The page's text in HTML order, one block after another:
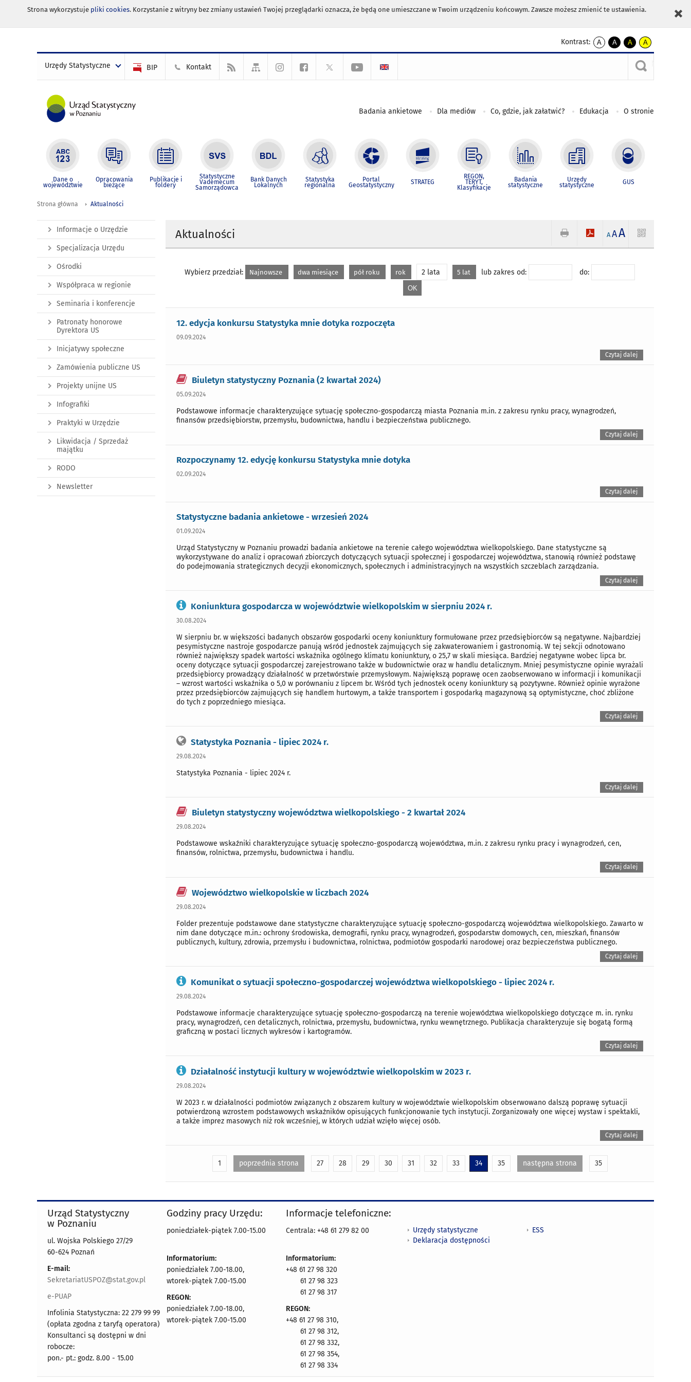
Strona wykorzystuje pliki cookies. Korzystanie z witryny bez zmiany ustawień Twojej przeglądarki oznacza, że będą one umieszczane w Twoim urządzeniu końcowym. Zawsze możesz zmienić te ustawienia.
Kontrast:
A
kontrast
A
kontrast
czarnym
A
kontrast
żółty
tekst
czarnym
A
kontrast
czarny
tekst
żółtym
Urzędy Statystyczne BIP Kontakt
Badania ankietowe Dla mediów Co, gdzie, jak załatwić? Edukacja O stronie
Dane o
województwie
Opracowania
bieżące
Publikacje i
foldery
Statystyczne
Vademecum
Samorządowca
Bank Danych
Lokalnych
Statystyka
regionalna
Portal
Geostatystyczny STRATEG
REGON,
TERYT,
Klasyfikacje
Badania
statystyczne
Urzędy
statystyczne GUS
Strona główna Aktualności
Aktualności A AA
Wybierz przedział: Najnowsze dwa miesiące pół roku rok 2 lata 5 lat lub zakres od: do:
12. edycja konkursu Statystyka mnie dotyka rozpoczęta
09.09.2024
Czytaj dalej
Biuletyn statystyczny Poznania (2 kwartał 2024)
05.09.2024
Podstawowe informacje charakteryzujące sytuację społeczno-gospodarczą miasta Poznania m.in. z zakresu rynku pracy, wynagrodzeń,
finansów przedsiębiorstw, przemysłu, budownictwa, handlu i bezpieczeństwa publicznego.
Czytaj dalej
Rozpoczynamy 12. edycję konkursu Statystyka mnie dotyka
02.09.2024
Czytaj dalej
Statystyczne badania ankietowe - wrzesień 2024
01.09.2024
Urząd Statystyczny w Poznaniu prowadzi badania ankietowe na terenie całego województwa wielkopolskiego. Dane statystyczne są
wykorzystywane do analiz i opracowań zbiorczych dotyczących sytuacji społecznej i gospodarczej województwa, stanowią również podstawę
do podejmowania strategicznych decyzji ekonomicznych, społecznych i administracyjnych na wszystkich szczeblach zarządzania.
Czytaj dalej
Koniunktura gospodarcza w województwie wielkopolskim w sierpniu 2024 r.
30.08.2024
W sierpniu br. w większości badanych obszarów gospodarki oceny koniunktury formułowane przez przedsiębiorców są negatywne. Najbardziej
pesymistyczne nastroje gospodarcze panują wśród jednostek zajmujących się zakwaterowaniem i gastronomią. W tej sekcji odnotowano
również największy spadek wartości wskaźnika ogólnego klimatu koniunktury, o 25,7 w skali miesiąca. Bardziej negatywne wobec lipca br.
oceny dotyczące sytuacji gospodarczej zarejestrowano także w budownictwie oraz w handlu detalicznym. Mniej pesymistyczne opinie wyrażali
przedsiębiorcy prowadzący działalność w przetwórstwie przemysłowym. Największą poprawę ocen zaobserwowano w informacji i komunikacji
– wzrost wartości wskaźnika o 5,0 w porównaniu z lipcem br. Wśród tych jednostek oceny koniunktury są pozytywne. Również opinie wyrażone
przez przedsiębiorców zajmujących się handlem hurtowym, a także transportem i gospodarką magazynową są optymistyczne, choć zbliżone
do tych z poprzedniego miesiąca.
Czytaj dalej
Statystyka Poznania - lipiec 2024 r.
29.08.2024
Statystyka Poznania - lipiec 2024 r.
Czytaj dalej
Biuletyn statystyczny województwa wielkopolskiego - 2 kwartał 2024
29.08.2024
Podstawowe wskaźniki charakteryzujące sytuację społeczno-gospodarczą województwa, m.in. z zakresu rynku pracy i wynagrodzeń, cen,
finansów, rolnictwa, przemysłu, budownictwa i handlu.
Czytaj dalej
Województwo wielkopolskie w liczbach 2024
29.08.2024
Folder prezentuje podstawowe dane statystyczne charakteryzujące sytuację społeczno-gospodarczą województwa wielkopolskiego. Zawarto w
nim dane dotyczące m.in.: ochrony środowiska, demografii, rynku pracy, wynagrodzeń, gospodarstw domowych, cen, mieszkań, finansów
publicznych, kultury, zdrowia, przemysłu i budownictwa, rolnictwa, podmiotów gospodarki narodowej oraz bezpieczeństwa publicznego.
Czytaj dalej
Komunikat o sytuacji społeczno-gospodarczej województwa wielkopolskiego - lipiec 2024 r.
29.08.2024
Podstawowe informacje charakteryzujące sytuację społeczno-gospodarczą na terenie województwa wielkopolskiego dotyczące m. in. rynku
pracy, wynagrodzeń, cen detalicznych, rolnictwa, przemysłu, budownictwa, rynku wewnętrznego. Publikacja charakteryzuje się bogatą formą
graficzną w postaci licznych wykresów i kartogramów.
Czytaj dalej
Działalność instytucji kultury w województwie wielkopolskim w 2023 r.
29.08.2024
W 2023 r. w działalności podmiotów związanych z obszarem kultury w województwie wielkopolskim obserwowano dalszą poprawę sytuacji
potwierdzoną wzrostem podstawowych wskaźników opisujących funkcjonowanie tych instytucji. Zorganizowały one więcej wystaw i spektakli,
a także imprez masowych niż rok wcześniej, w których udział wzięło więcej osób.
Czytaj dalej
1 poprzednia strona 27 28 29 30 31 32 33 34 35 następna strona 35
Informacje o Urzędzie
Specjalizacja Urzędu
Ośrodki
Współpraca w regionie
Seminaria i konferencje
Patronaty honorowe
Dyrektora US
Inicjatywy społeczne
Zamówienia publiczne US
Projekty unijne US
Infografiki
Praktyki w Urzędzie
Likwidacja / Sprzedaż
majątku
RODO
Newsletter
Urząd Statystyczny
w Poznaniu
ul. Wojska Polskiego 27/29
60-624 Poznań
E-mail:
SekretariatUSPOZ@stat.gov.pl
e-PUAP
Infolinia Statystyczna: 22 279 99 99
(opłata zgodna z taryfą operatora)
Konsultanci są dostępni w dni
robocze:
pon.- pt.: godz. 8.00 - 15.00
Godziny pracy Urzędu:
poniedziałek-piątek 7.00-15.00
Informatorium:
poniedziałek 7.00-18.00,
wtorek-piątek 7.00-15.00
REGON:
poniedziałek 7.00-18.00,
wtorek-piątek 7.00-15.00
Informacje telefoniczne:
Centrala: +48 61 279 82 00
Informatorium:
+48 61 27 98 320
61 27 98 323
61 27 98 317
REGON:
+48 61 27 98 310,
61 27 98 312,
61 27 98 332,
61 27 98 354,
61 27 98 334
Urzędy statystyczne
Deklaracja dostępności
ESS